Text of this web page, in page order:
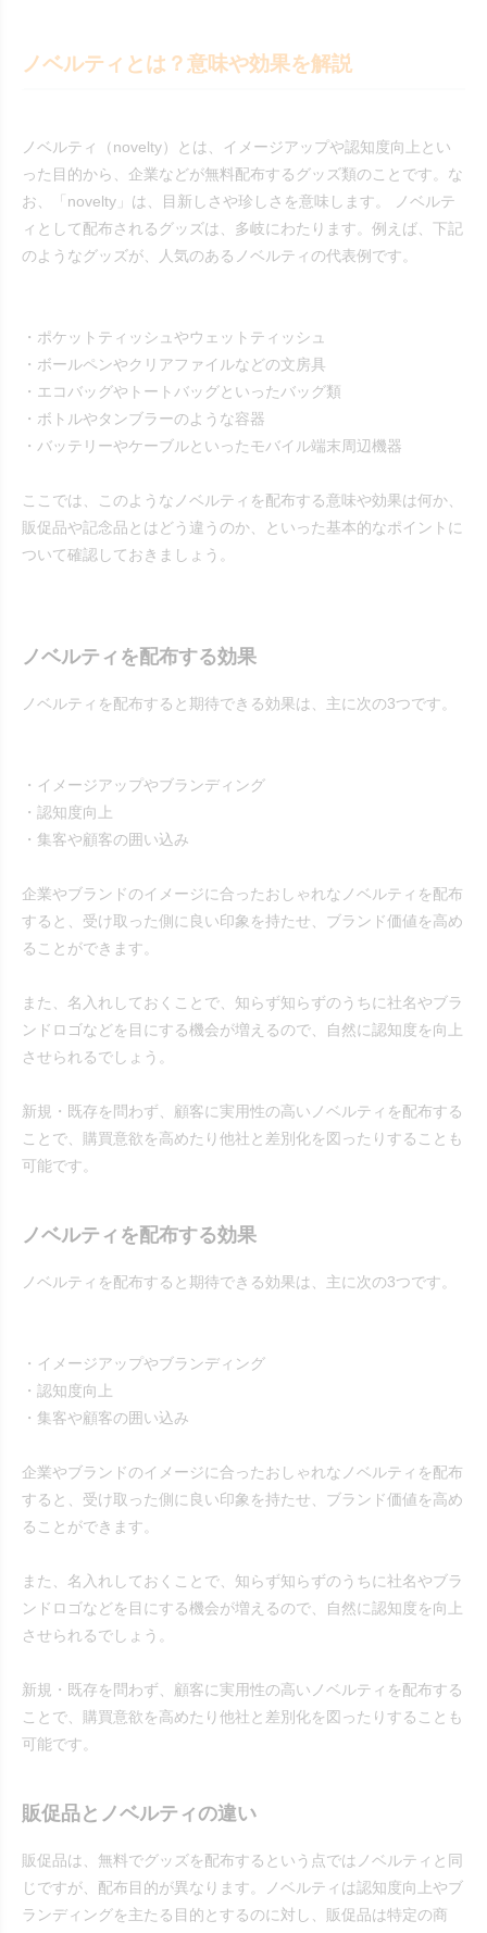
ノベルティとは？意味や効果を解説
ノベルティ（novelty）とは、イメージアップや認知度向上とい
った目的から、企業などが無料配布するグッズ類のことです。な
お、「novelty」は、目新しさや珍しさを意味します。 ノベルテ
ィとして配布されるグッズは、多岐にわたります。例えば、下記
のようなグッズが、人気のあるノベルティの代表例です。
・ポケットティッシュやウェットティッシュ
・ボールペンやクリアファイルなどの文房具
・エコバッグやトートバッグといったバッグ類
・ボトルやタンブラーのような容器
・バッテリーやケーブルといったモバイル端末周辺機器
ここでは、このようなノベルティを配布する意味や効果は何か、
販促品や記念品とはどう違うのか、といった基本的なポイントに
ついて確認しておきましょう。
ノベルティを配布する効果
ノベルティを配布すると期待できる効果は、主に次の3つです。
・イメージアップやブランディング
・認知度向上
・集客や顧客の囲い込み
企業やブランドのイメージに合ったおしゃれなノベルティを配布
すると、受け取った側に良い印象を持たせ、ブランド価値を高め
ることができます。
また、名入れしておくことで、知らず知らずのうちに社名やブラ
ンドロゴなどを目にする機会が増えるので、自然に認知度を向上
させられるでしょう。
新規・既存を問わず、顧客に実用性の高いノベルティを配布する
ことで、購買意欲を高めたり他社と差別化を図ったりすることも
可能です。
ノベルティを配布する効果
ノベルティを配布すると期待できる効果は、主に次の3つです。
・イメージアップやブランディング
・認知度向上
・集客や顧客の囲い込み
企業やブランドのイメージに合ったおしゃれなノベルティを配布
すると、受け取った側に良い印象を持たせ、ブランド価値を高め
ることができます。
また、名入れしておくことで、知らず知らずのうちに社名やブラ
ンドロゴなどを目にする機会が増えるので、自然に認知度を向上
させられるでしょう。
新規・既存を問わず、顧客に実用性の高いノベルティを配布する
ことで、購買意欲を高めたり他社と差別化を図ったりすることも
可能です。
販促品とノベルティの違い
販促品は、無料でグッズを配布するという点ではノベルティと同
じですが、配布目的が異なります。ノベルティは認知度向上やブ
ランディングを主たる目的とするのに対し、販促品は特定の商